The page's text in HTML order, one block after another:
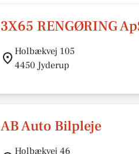
3X65 RENGØRING
Holbækvej 105
4450 Jyderup
AB Auto Bilpleje
Holbækvej 46